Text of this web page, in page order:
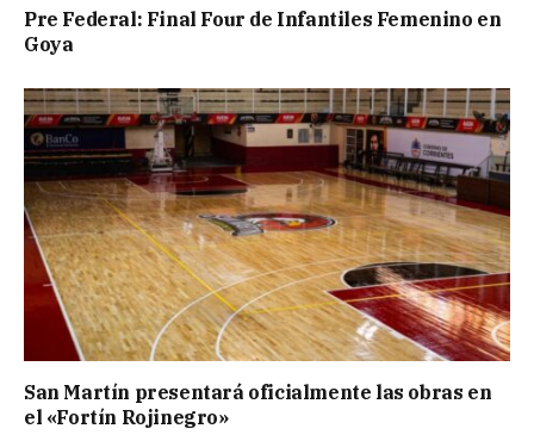
Pre Federal: Final Four de Infantiles Femenino en
Goya
San Martín presentará oficialmente las obras en
el «Fortín Rojinegro»